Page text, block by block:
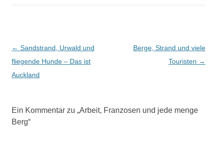
Beitragsnavigation
← Sandstrand, Urwald und
fliegende Hunde – Das ist
Auckland
Berge, Strand und viele
Touristen →
Ein Kommentar zu „Arbeit, Franzosen und jede menge
Berg“